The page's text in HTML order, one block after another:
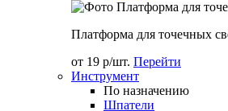
Платформа для точечных
от 19 р/шт. Перейти
Инструмент
По назначению
Шпатели